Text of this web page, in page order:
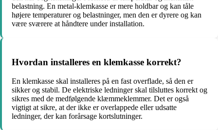
belastning. En metal-klemkasse er mere holdbar og kan tåle
højere temperaturer og belastninger, men den er dyrere og kan
være sværere at håndtere under installation.
Hvordan installeres en klemkasse korrekt?
En klemkasse skal installeres på en fast overflade, så den er
sikker og stabil. De elektriske ledninger skal tilsluttes korrekt og
sikres med de medfølgende klæmmeklemmer. Det er også
vigtigt at sikre, at der ikke er overlappede eller udsatte
ledninger, der kan forårsage kortslutninger.